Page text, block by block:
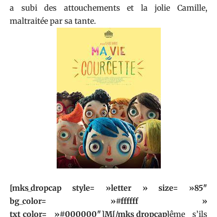
a subi des attouchements et la jolie Camille,
maltraitée par sa tante.
[mks_dropcap style= »letter » size= »85″
bg_color= »#ffffff »
txt_color= »#000000″]M[/mks_dropcap]ême s’ils